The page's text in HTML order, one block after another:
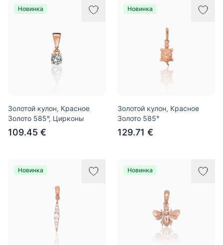
Новинка
Золотой кулон, Красное
Золото 585°, Цирконы
109.45 €
Новинка
Золотой кулон, Красное
Золото 585°
129.71 €
Новинка Новинка